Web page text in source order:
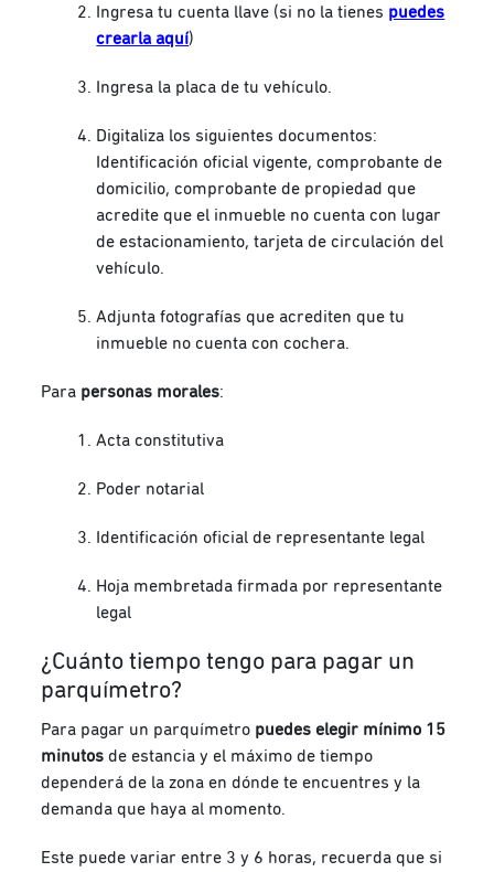
Ingresa tu cuenta llave (si no la tienes puedes
crearla aquí)
Ingresa la placa de tu vehículo.
Digitaliza los siguientes documentos:
Identificación oficial vigente, comprobante de
domicilio, comprobante de propiedad que
acredite que el inmueble no cuenta con lugar
de estacionamiento, tarjeta de circulación del
vehículo.
Adjunta fotografías que acrediten que tu
inmueble no cuenta con cochera.
Para personas morales:
Acta constitutiva
Poder notarial
Identificación oficial de representante legal
Hoja membretada firmada por representante
legal
¿Cuánto tiempo tengo para pagar un
parquímetro?
Para pagar un parquímetro puedes elegir mínimo 15
minutos de estancia y el máximo de tiempo
dependerá de la zona en dónde te encuentres y la
demanda que haya al momento.
Este puede variar entre 3 y 6 horas, recuerda que si